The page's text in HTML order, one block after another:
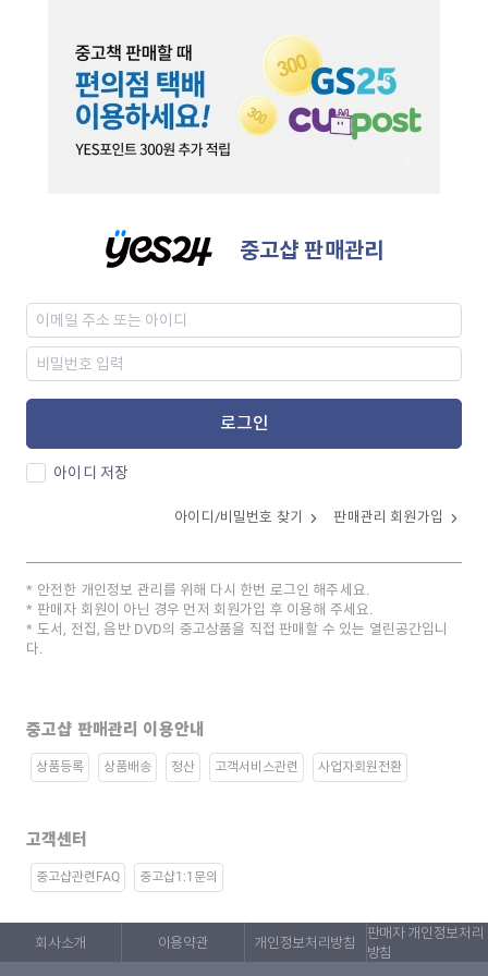
중고샵 판매관리
로그인
아이디 저장
아이디/비밀번호 찾기 판매관리 회원가입
안전한 개인정보 관리를 위해 다시 한번 로그인 해주세요.
판매자 회원이 아닌 경우 먼저 회원가입 후 이용해 주세요.
도서, 전집, 음반 DVD의 중고상품을 직접 판매할 수 있는 열린공간입니
다.
중고샵 판매관리 이용안내
상품등록 상품배송 정산 고객서비스관련 사업자회원전환
고객센터
중고샵관련FAQ 중고샵1:1문의
회사소개 이용약관 개인정보처리방침
판매자 개인정보처리
방침